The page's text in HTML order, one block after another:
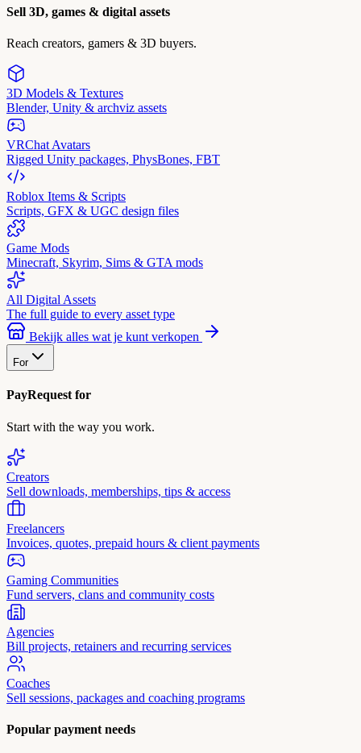
Sell 3D, games & digital assets
Reach creators, gamers & 3D buyers.
3D Models & Textures
Blender, Unity & archviz assets
VRChat Avatars
Rigged Unity packages, PhysBones, FBT
Roblox Items & Scripts
Scripts, GFX & UGC design files
Game Mods
Minecraft, Skyrim, Sims & GTA mods
All Digital Assets
The full guide to every asset type
Bekijk alles wat je kunt verkopen
For
PayRequest for
Start with the way you work.
Creators
Sell downloads, memberships, tips & access
Freelancers
Invoices, quotes, prepaid hours & client payments
Gaming Communities
Fund servers, clans and community costs
Agencies
Bill projects, retainers and recurring services
Coaches
Sell sessions, packages and coaching programs
Popular payment needs